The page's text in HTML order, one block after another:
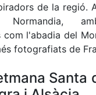
de la regió.
Normandia,
com l'abadia del
fotografiats de
Santa